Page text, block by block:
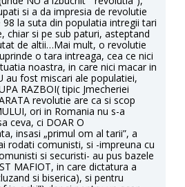
si a da impresia de revolutie
la suta din populatia intregii tari
chiar si pe sub paturi, asteptand
de altii…Mai mult, o revolutie
o tara intreaga, cea ce nici
noastra, in care nici macar in
au fost miscari ale populatiei,
RAZBOI( tipic Jmecheriei
revolutie are ca si scop
ori in Romania nu s-a
ceva, ci DOAR O
insasi „primul om al tarii”, a
rodati comunisti, si -impreuna cu
si securisti- au pus bazele
MAFIOT, in care dictatura a
si biserica), si pentru